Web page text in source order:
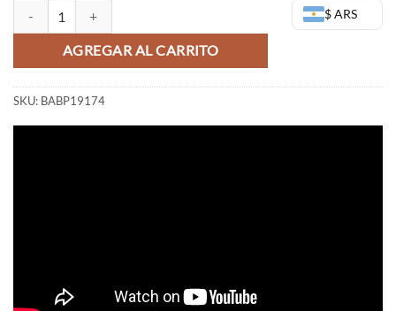
$ ARS
Goku peque?o History Box (Vol 4) - Dragon Ball Banpresto cantidad
AGREGAR AL CARRITO
SKU: BABP19174